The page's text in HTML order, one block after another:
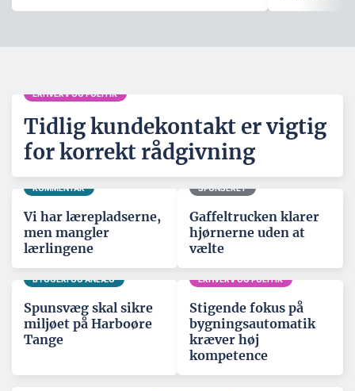
ERHVERV OG POLITIK
Tidlig kundekontakt er vigtig
for korrekt rådgivning
KOMMENTAR
Vi har lærepladserne,
men mangler
lærlingene
SPONSERET
Gaffeltrucken klarer
hjørnerne uden at
vælte
BYGGERI OG ANLÆG
Spunsvæg skal sikre
miljøet på Harboøre
Tange
ERHVERV OG POLITIK
Stigende fokus på
bygningsautomatik
kræver høj
kompetence